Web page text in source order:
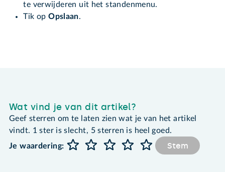
te verwijderen uit het standenmenu.
Tik opOpslaan.
Wat vind je van dit artikel?
Geef sterren om te laten zien wat je van het artikel
vindt. 1 ster is slecht, 5 sterren is heel goed.
Je waardering:
Stem